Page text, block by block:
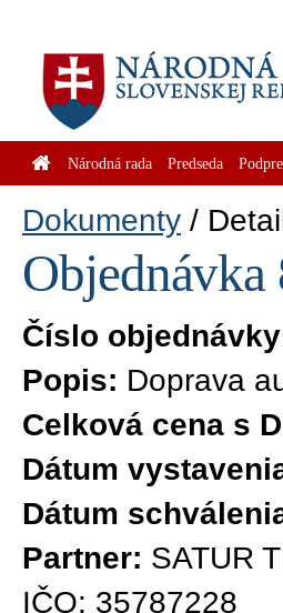
Národná rada Predseda
Dokumenty
Objednávka
Číslo
Popis: Doprava
Celková cena s
Dátum
Dátum
Partner: SATUR
IČO: 35787228